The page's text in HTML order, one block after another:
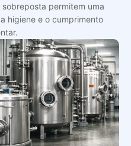
permitem uma
higiene e o cumprimento